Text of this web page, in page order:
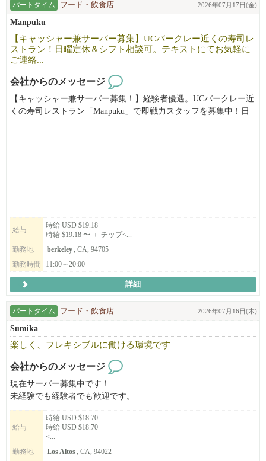
パートタイム フード・飲食店 2026年07月17日(金)
Manpuku
【キャッシャー兼サーバー募集】UCバークレー近くの寿司レ
ストラン！日曜定休＆シフト相談可。テキストにてお気軽に
ご連絡...
会社からのメッセージ
【キャッシャー兼サーバー募集！】経験者優遇。UCバークレー近
くの寿司レストラン「Manpuku」で即戦力スタッフを募集中！日
給与
時給 USD $19.18
時給 $19.18 〜 ＋ チップ<...
勤務地
berkeley , CA, 94705
勤務時間
11:00～20:00
詳細
パートタイム フード・飲食店 2026年07月16日(木)
Sumika
楽しく、フレキシブルに働ける環境です
会社からのメッセージ
現在サーバー募集中です！
未経験でも経験者でも歓迎です。
給与
時給 USD $18.70
時給 USD $18.70
<...
勤務地
Los Altos, CA, 94022